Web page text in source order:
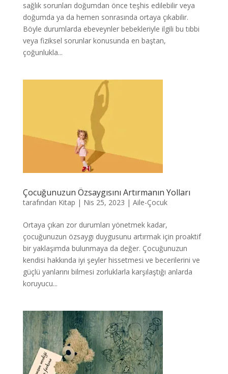
sağlık sorunları doğumdan önce teşhis edilebilir veya
doğumda ya da hemen sonrasında ortaya çıkabilir.
Böyle durumlarda ebeveynler bebekleriyle ilgili bu tıbbi
veya fiziksel sorunlar konusunda en baştan,
çoğunlukla...
Çocuğunuzun Özsaygısını Artırmanın Yolları
tarafından Kitap | Nis 25, 2023 | Aile-Çocuk
Ortaya çıkan zor durumları yönetmek kadar,
çocuğunuzun özsaygı duygusunu artırmak için proaktif
bir yaklaşımda bulunmaya da değer. Çocuğunuzun
kendisi hakkında iyi şeyler hissetmesi ve becerilerini ve
güçlü yanlarını bilmesi zorluklarla karşılaştığı anlarda
koruyucu...